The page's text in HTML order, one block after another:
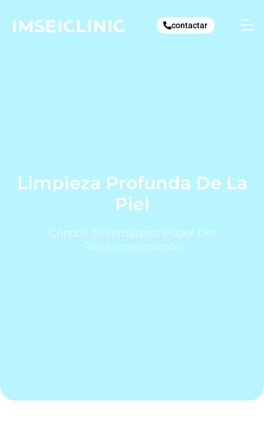
contenido
contactar
Limpieza Profunda De La
Piel
Conoce El Verdadero Poder Del
Rejuvenecimiento